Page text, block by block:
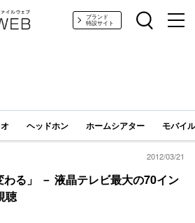
ィオ/ガジェットブランド
特設サイト
ヘッドホン ホームシアター モバイ
2012/03/21
る」 － 液晶テレビ最大の70イン
聴